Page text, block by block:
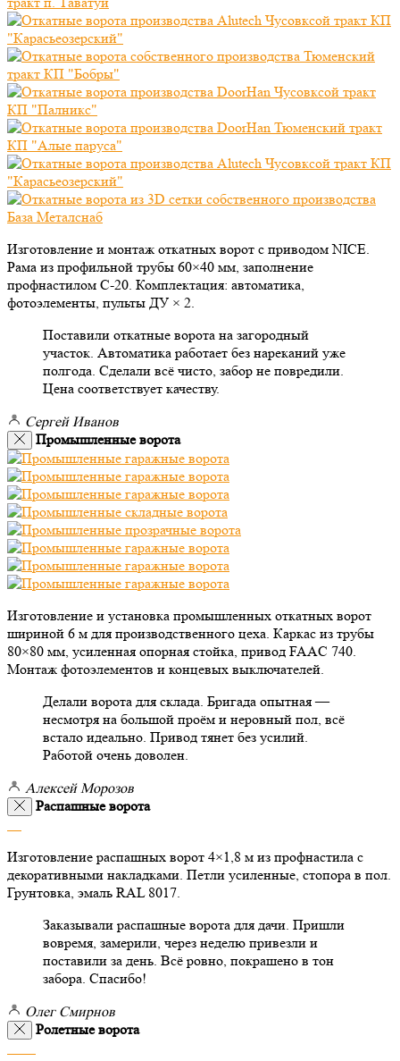
Изготовление и монтаж откатных ворот с приводом NICE.
Рама из профильной трубы 60×40 мм, заполнение
профнастилом С-20. Комплектация: автоматика,
фотоэлементы, пульты ДУ × 2.
Поставили откатные ворота на загородный
участок. Автоматика работает без нареканий уже
полгода. Сделали всё чисто, забор не повредили.
Цена соответствует качеству.
Сергей Иванов
Промышленные ворота
Изготовление и установка промышленных откатных ворот
шириной 6 м для производственного цеха. Каркас из трубы
80×80 мм, усиленная опорная стойка, привод FAAC 740.
Монтаж фотоэлементов и концевых выключателей.
Делали ворота для склада. Бригада опытная —
несмотря на большой проём и неровный пол, всё
встало идеально. Привод тянет без усилий.
Работой очень доволен.
Алексей Морозов
Распашные ворота
Изготовление распашных ворот 4×1,8 м из профнастила с
декоративными накладками. Петли усиленные, стопора в пол.
Грунтовка, эмаль RAL 8017.
Заказывали распашные ворота для дачи. Пришли
вовремя, замерили, через неделю привезли и
поставили за день. Всё ровно, покрашено в тон
забора. Спасибо!
Олег Смирнов
Ролетные ворота